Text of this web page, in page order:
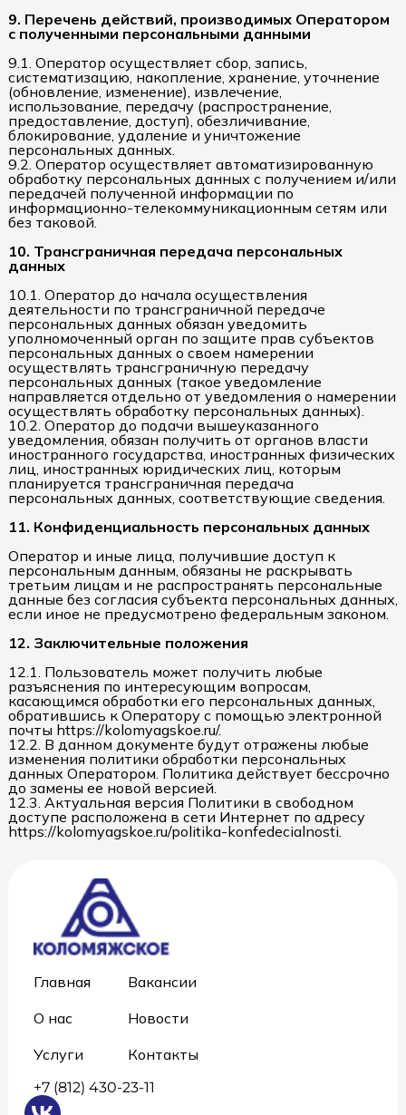
9. Перечень действий, производимых Оператором
с полученными персональными данными
9.1. Оператор осуществляет сбор, запись,
систематизацию, накопление, хранение, уточнение
(обновление, изменение), извлечение,
использование, передачу (распространение,
предоставление, доступ), обезличивание,
блокирование, удаление и уничтожение
персональных данных.
9.2. Оператор осуществляет автоматизированную
обработку персональных данных с получением и/или
передачей полученной информации по
информационно-телекоммуникационным сетям или
без таковой.
10. Трансграничная передача персональных
данных
10.1. Оператор до начала осуществления
деятельности по трансграничной передаче
персональных данных обязан уведомить
уполномоченный орган по защите прав субъектов
персональных данных о своем намерении
осуществлять трансграничную передачу
персональных данных (такое уведомление
направляется отдельно от уведомления о намерении
осуществлять обработку персональных данных).
10.2. Оператор до подачи вышеуказанного
уведомления, обязан получить от органов власти
иностранного государства, иностранных физических
лиц, иностранных юридических лиц, которым
планируется трансграничная передача
персональных данных, соответствующие сведения.
11. Конфиденциальность персональных данных
Оператор и иные лица, получившие доступ к
персональным данным, обязаны не раскрывать
третьим лицам и не распространять персональные
данные без согласия субъекта персональных данных,
если иное не предусмотрено федеральным законом.
12. Заключительные положения
12.1. Пользователь может получить любые
разъяснения по интересующим вопросам,
касающимся обработки его персональных данных,
обратившись к Оператору с помощью электронной
почты https://kolomyagskoe.ru/.
12.2. В данном документе будут отражены любые
изменения политики обработки персональных
данных Оператором. Политика действует бессрочно
до замены ее новой версией.
12.3. Актуальная версия Политики в свободном
доступе расположена в сети Интернет по адресу
https://kolomyagskoe.ru/politika-konfedecialnosti.
Главная
О нас
Услуги
Вакансии
Новости
Контакты
+7 (812) 430-23-11